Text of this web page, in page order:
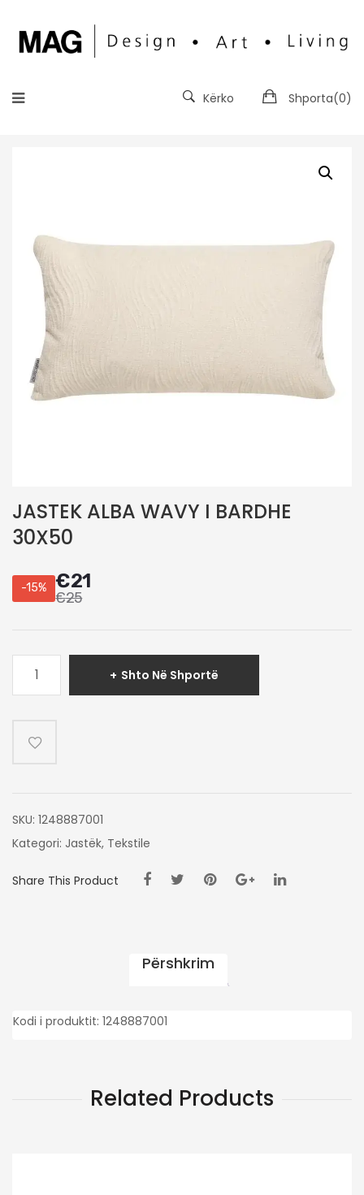
Shporta(0)
Kërko
JASTEK ALBA WAVY I BARDHE
30X50
-15% €21
€25
JASTEK
Shto Në Shportë
SKU: 1248887001
Kategori: Jastëk, Tekstile
Share This Product
Përshkrim
Kodi i produktit: 1248887001
Related Products